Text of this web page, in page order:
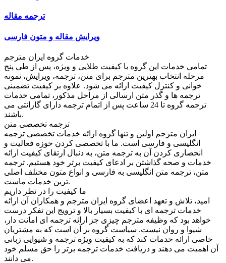
ترجمه مقاله
ویرایش مقاله و متون فارسی
خدمات گروه ایران مترجم
تمامی خدمات این گروه با کیفیت طلایی و ویژه، پس از طی پنج
مرحله انتخاب بهترین مترجم برای متن، ترجمه، ویرایش، نمونه
خوانی و کنترل کیفیت ارائه می شود. علاوه بر کیفیت تضمینی
ترجمه ها و گذر متن ارسالی از مراحل مذکور، تمامی خدمات
ترجمه گروه تا 24 ساعت پس از اتمام ترجمه دارای گارانتی می
باشند.
ترجمه تخصصی متن
ایران مترجم اولین و تنها گروه ارائه خدمات تخصصی ترجمه
انگلیسی و فارسی است. ما با تخصصی کردن حوزه فعالیت و
انحصاری کردن آن به ترجمه متن، به دنبال ارتقای کیفیت ارائه
خدمات و صحه گذاشتن بر ادعای کیفیت برتر خود هستیم. ترجمه
متن، ترجمه متن انگلیسی به فارسی و انواع متون مختلف اصلی
ترین خدمات ماست.
ما کیفیت را در نظر داریم
امید، تلاش و تعهد اعضای گروه ایران مترجم و همکاران آن ارائه
خدمات ترجمه ای با کیفیت بسیار بالا و ترویج این تفکر درست
خواهد بود که وظیفه مترجم چیزی جز ارائه ترجمه ای امانت دار،
شیوا و روان نیست. سیاست گروه بر آن است که به مشتریان
خاصی ارائه خدمات کند که به کیفیت ویژه ترجمه و شیوایی زبانی
آن اهمیت می دهند و دریافت خدمات ترجمه برتر را حق مسلم خود
می دانند.